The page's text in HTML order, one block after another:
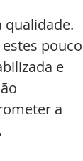
qualidade.
estes
e
a